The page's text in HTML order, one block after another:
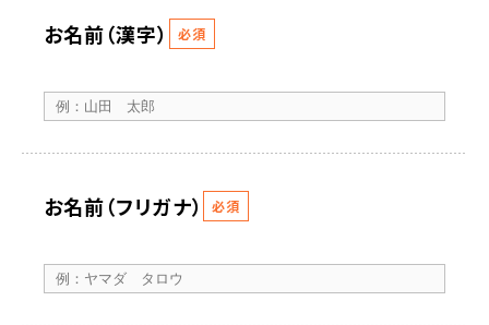
お名前（漢字） 必須
お名前（フリガナ） 必須